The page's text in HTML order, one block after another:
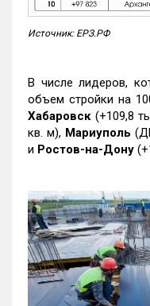
Источник: ЕРЗ.РФ
В числе лидеров,
объем стройки на
Хабаровск (+109,8
кв. м), Мариуполь
и Ростов-на-Дону